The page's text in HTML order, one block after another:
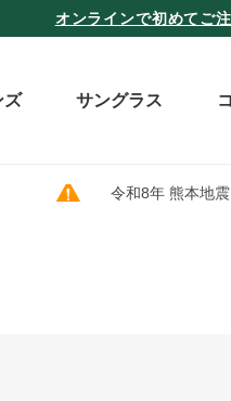
オンラインで初めてご
ズ サングラス
令和8年 熊本地